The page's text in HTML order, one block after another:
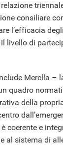
consiliare
l’efficacia
livello di
Merella –
quadro
della
coerente e
al sistema di